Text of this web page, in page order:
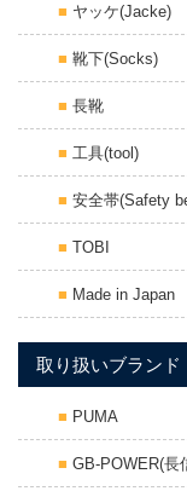
ヤッケ(Jacke)
靴下(Socks)
長靴
工具(tool)
安全帯(Safety
TOBI
Made in Japan
取り扱いブランド
PUMA
GB-POWER(長